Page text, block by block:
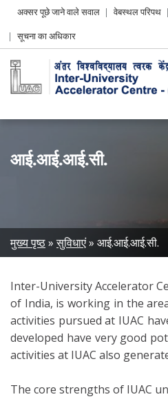
Header
menu
अक्सर पूछे जाने वाले सवाल वेबस्थल परिपथ
सूचना का अधिकार
आई.आई.आई.सी.
Breadcrumb
मुख्य पृष्ठ सुविधाएं आई.आई.आई.सी.
Inter-University Accelerator
of India, is working in the
activities pursued at IUAC
developed have very good
activities at IUAC also
The core strengths of IUAC